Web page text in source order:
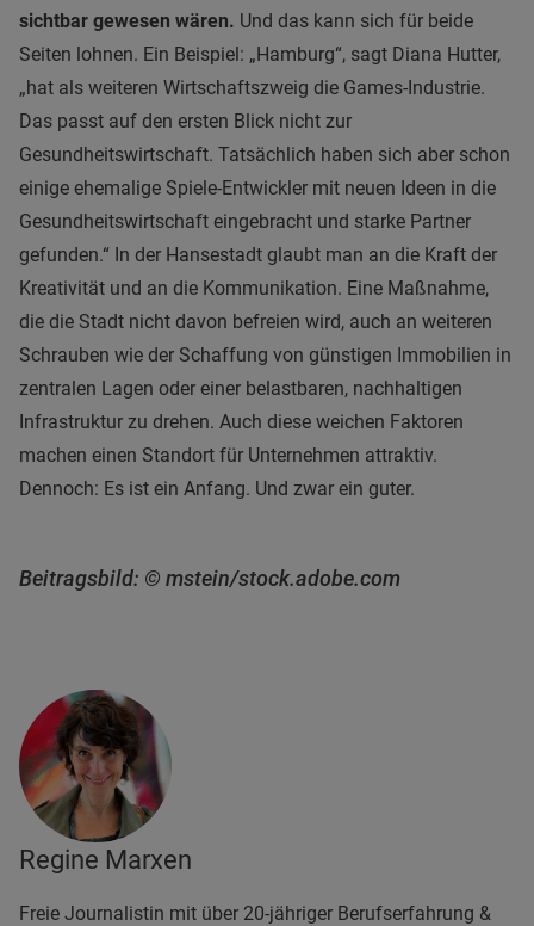
sichtbar gewesen wären. Und das kann sich für beide
Seiten lohnen. Ein Beispiel: „Hamburg“, sagt Diana Hutter,
„hat als weiteren Wirtschaftszweig die Games-Industrie.
Das passt auf den ersten Blick nicht zur
Gesundheitswirtschaft. Tatsächlich haben sich aber schon
einige ehemalige Spiele-Entwickler mit neuen Ideen in die
Gesundheitswirtschaft eingebracht und starke Partner
gefunden.“ In der Hansestadt glaubt man an die Kraft der
Kreativität und an die Kommunikation. Eine Maßnahme,
die die Stadt nicht davon befreien wird, auch an weiteren
Schrauben wie der Schaffung von günstigen Immobilien in
zentralen Lagen oder einer belastbaren, nachhaltigen
Infrastruktur zu drehen. Auch diese weichen Faktoren
machen einen Standort für Unternehmen attraktiv.
Dennoch: Es ist ein Anfang. Und zwar ein guter.
Beitragsbild: © mstein/stock.adobe.com
Regine Marxen
Freie Journalistin mit über 20-jähriger Berufserfahrung &